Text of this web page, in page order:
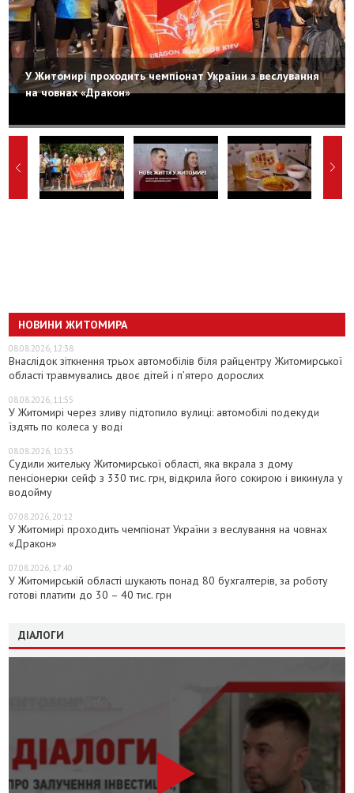
У Житомирі проходить чемпіонат України з веслування
на човнах «Дракон»
НОВИНИ ЖИТОМИРА
08.08.2026, 12:38
Внаслідок зіткнення трьох автомобілів біля райцентру Житомирської
області травмувались двоє дітей і пʼятеро дорослих
08.08.2026, 11:55
У Житомирі через зливу підтопило вулиці: автомобілі подекуди
їздять по колеса у воді
08.08.2026, 10:33
Судили жительку Житомирської області, яка вкрала з дому
пенсіонерки сейф з 330 тис. грн, відкрила його сокирою і викинула у
водойму
07.08.2026, 20:12
У Житомирі проходить чемпіонат України з веслування на човнах
«Дракон»
07.08.2026, 17:40
У Житомирській області шукають понад 80 бухгалтерів, за роботу
готові платити до 30 – 40 тис. грн
ДІАЛОГИ